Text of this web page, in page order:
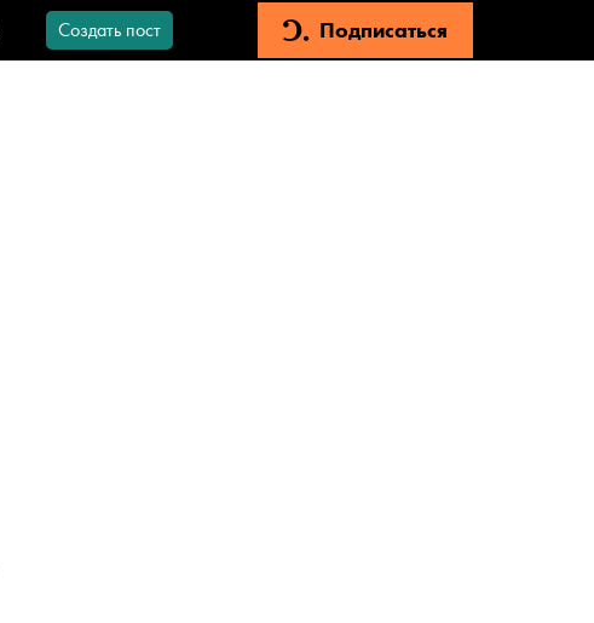
Создать пост Подписаться